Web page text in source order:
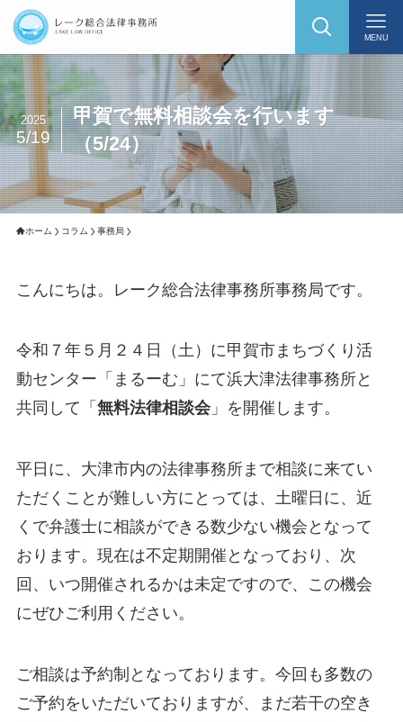
MENU
甲賀で無料相談会を行います
（5/24）
2025
5/19
ホーム コラム 事務局
こんにちは。レーク総合法律事務所事務局です。
令和７年５月２４日（土）に甲賀市まちづくり活
動センター「まるーむ」にて浜大津法律事務所と
共同して「 無料法律相談会」を開催します。
平日に、大津市内の法律事務所まで相談に来てい
ただくことが難しい方にとっては、土曜日に、近
くで弁護士に相談ができる数少ない機会となって
おります。現在は不定期開催となっており、次
回、いつ開催されるかは未定ですので、この機会
にぜひご利用ください。
ご相談は予約制となっております。今回も多数の
ご予約をいただいておりますが、まだ若干の空き